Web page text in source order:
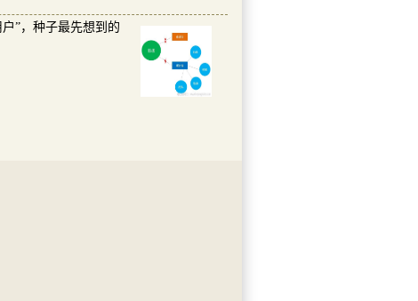
”，种子最先想到的